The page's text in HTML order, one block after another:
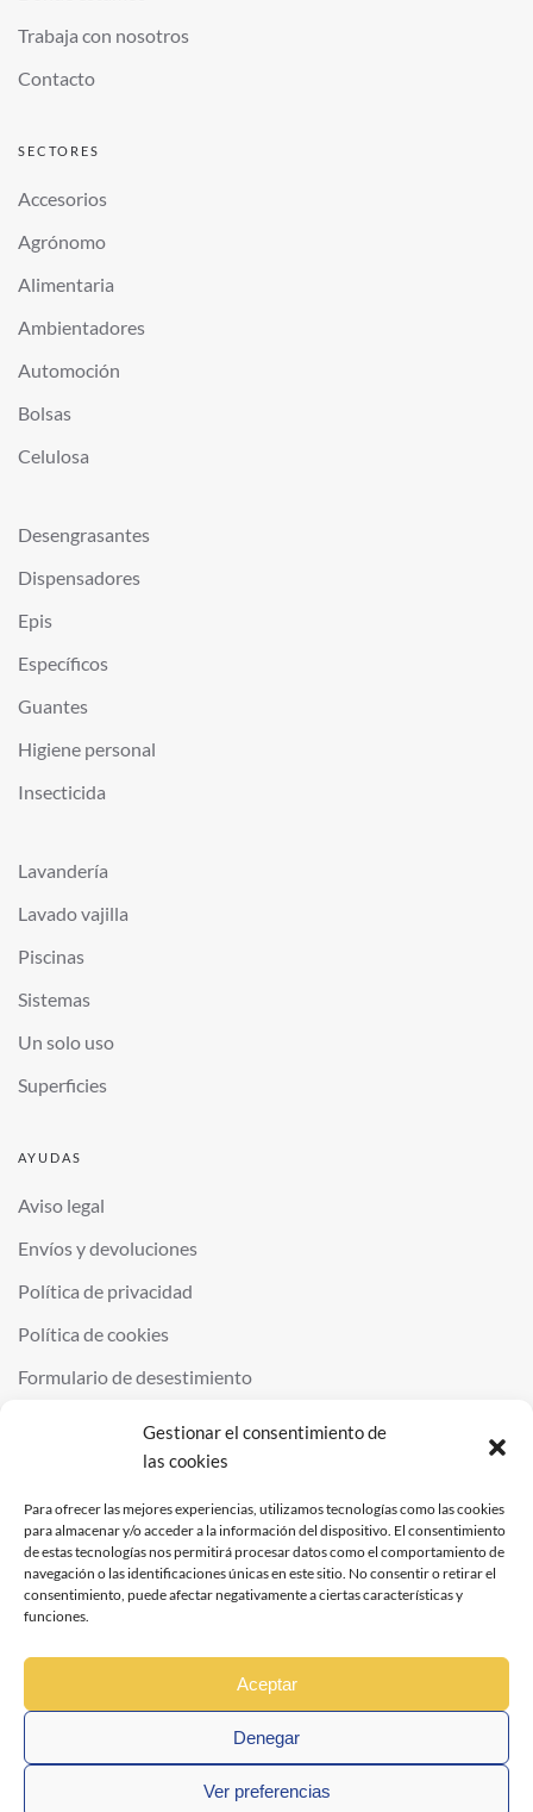
Gestionar el consentimiento de
las cookies
Para ofrecer las mejores experiencias, utilizamos tecnologías como las cookies
para almacenar y/o acceder a la información del dispositivo. El consentimiento
de estas tecnologías nos permitirá procesar datos como el comportamiento de
navegación o las identificaciones únicas en este sitio. No consentir o retirar el
consentimiento, puede afectar negativamente a ciertas características y
funciones.
Aceptar
Denegar
Ver preferencias
Trabaja con nosotros
Contacto
SECTORES
Accesorios
Agrónomo
Alimentaria
Ambientadores
Automoción
Bolsas
Celulosa
Desengrasantes
Dispensadores
Epis
Específicos
Guantes
Higiene personal
Insecticida
Lavandería
Lavado vajilla
Piscinas
Sistemas
Un solo uso
Superficies
AYUDAS
Aviso legal
Envíos y devoluciones
Política de privacidad
Política de cookies
Formulario de desestimiento
QUIMINOR SL. ALL RIGHTS RESERVED.